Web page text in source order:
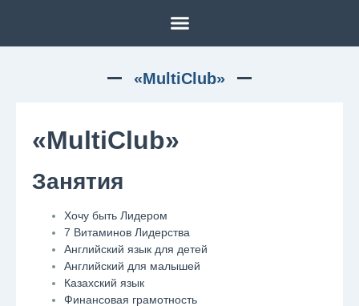
«MultiClub»
«MultiClub»
Занятия
Хочу быть Лидером
7 Витаминов Лидерства
Английский язык для детей
Английский для малышей
Казахский язык
Финансовая грамотность